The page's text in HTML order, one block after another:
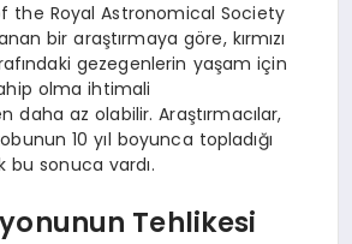
the Royal Astronomical Society
bir araştırmaya göre, kırmızı
gezegenlerin yaşam için
olma ihtimali
daha az olabilir. Araştırmacılar,
10 yıl boyunca topladığı
bu sonuca vardı.
Tehlikesi